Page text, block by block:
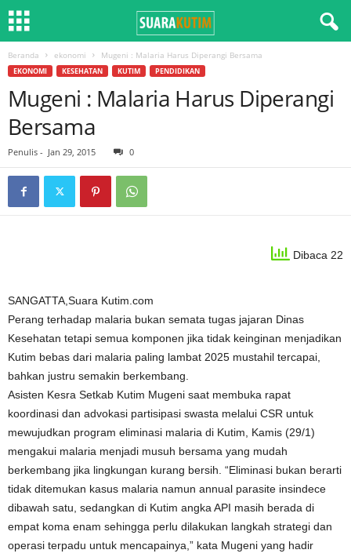
Beranda ekonomi Mugeni : Malaria Harus Diperangi Bersama
EKONOMI KESEHATAN KUTIM PENDIDIKAN
Mugeni : Malaria Harus Diperangi
Bersama
Penulis - Jan 29, 2015 0
Dibaca 22
SANGATTA,Suara Kutim.com
Perang terhadap malaria bukan semata tugas jajaran Dinas
Kesehatan tetapi semua komponen jika tidak keinginan menjadikan
Kutim bebas dari malaria paling lambat 2025 mustahil tercapai,
bahkan justru semakin berkembang.
Asisten Kesra Setkab Kutim Mugeni saat membuka rapat
koordinasi dan advokasi partisipasi swasta melalui CSR untuk
mewujudkan program eliminasi malaria di Kutim, Kamis (29/1)
mengakui malaria menjadi musuh bersama yang mudah
berkembang jika lingkungan kurang bersih. “Eliminasi bukan berarti
tidak ditemukan kasus malaria namun annual parasite insindece
dibawah satu, sedangkan di Kutim angka API masih berada di
empat koma enam sehingga perlu dilakukan langkah strategi dan
operasi terpadu untuk mencapainya,” kata Mugeni yang hadir